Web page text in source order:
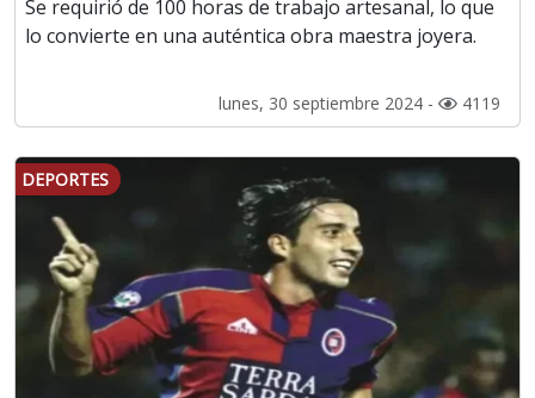
Se requirió de 100 horas de trabajo artesanal, lo que
lo convierte en una auténtica obra maestra joyera.
lunes, 30 septiembre 2024 - 4119
DEPORTES